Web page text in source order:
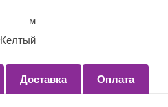
м
0,1
Доставка Оплата